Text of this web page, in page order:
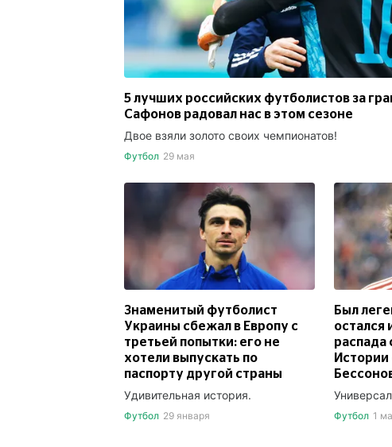
5 лучших российских футболистов за
Сафонов радовал нас в этом сезоне
Двое взяли золото своих чемпионатов!
Футбол 29 мая
Знаменитый футболист
Украины сбежал в Европу с
третьей попытки: его не
хотели выпускать по
паспорту другой страны
Удивительная история.
Футбол 29 января
Был
остался
распада
Истории
Футбол 1